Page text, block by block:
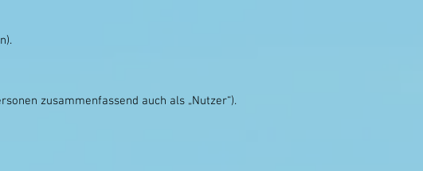
zusammenfassend auch als „Nutzer“).